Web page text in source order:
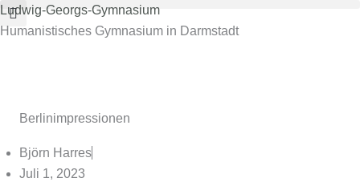
Zum
Inhalt
Ludwig-Georgs-Gymnasium
Humanistisches Gymnasium in Darmstadt
Berlinimpressionen
Björn Harres
Juli 1, 2023